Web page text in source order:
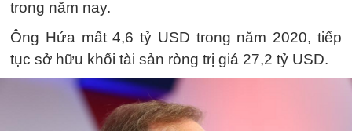
trong năm nay.
Ông Hứa mất 4,6 tỷ USD trong năm 2020, tiếp
tục sở hữu khối tài sản ròng trị giá 27,2 tỷ USD.